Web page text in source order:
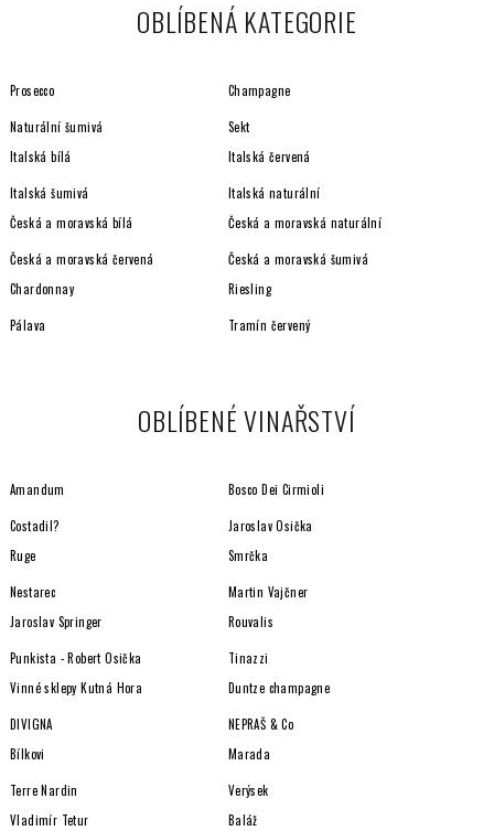
OBLÍBENÁ KATEGORIE
Prosecco Champagne
Naturální šumivá
Sekt
Italská bílá
Italská červená
Italská šumivá
Italská naturální
Česká a moravská bílá
Česká a moravská naturální
Česká a moravská červená
Česká a moravská šumivá
Chardonnay
Riesling
Pálava Tramín červený
OBLÍBENÉ VINAŘSTVÍ
Amandum Bosco Dei Cirmioli
Costadil?
Jaroslav Osička
Ruge
Smrčka
Nestarec
Martin Vajčner
Jaroslav Springer
Rouvalis
Punkista - Robert Osička
Tinazzi
Vinné sklepy Kutná Hora
Duntze champagne
DIVIGNA
NEPRAŠ & Co
Bílkovi
Marada
Terre Nardin
Verýsek
Vladimír Tetur
Baláž